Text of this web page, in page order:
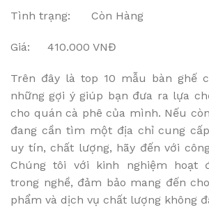
Tình trạng: Còn Hàng
Giá: 410.000 VNĐ
Trên đây là top 10 mẫu bàn ghế
những gợi ý giúp bạn đưa ra lựa
cho quán cà phê của mình. Nếu
đang cần tìm một địa chỉ cung
uy tín, chất lượng, hãy đến với
Chúng tôi với kinh nghiệm hoạt
trong nghề, đảm bảo mang đến
phẩm và dịch vụ chất lượng không